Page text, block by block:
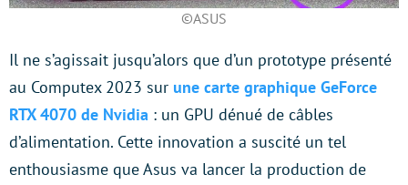
©ASUS
Il ne s’agissait jusqu’alors que d’un prototype présenté
au Computex 2023 sur une carte graphique GeForce
RTX 4070 de Nvidia : un GPU dénué de câbles
d’alimentation. Cette innovation a suscité un tel
enthousiasme que Asus va lancer la production de